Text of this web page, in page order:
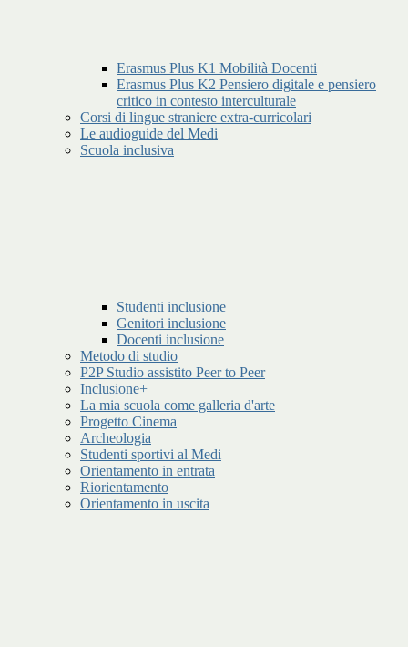
Erasmus Plus K1 Mobilità Docenti
Erasmus Plus K2 Pensiero digitale e pensiero
critico in contesto interculturale
Corsi di lingue straniere extra-curricolari
Le audioguide del Medi
Scuola inclusiva
Studenti inclusione
Genitori inclusione
Docenti inclusione
Metodo di studio
P2P Studio assistito Peer to Peer
Inclusione+
La mia scuola come galleria d'arte
Progetto Cinema
Archeologia
Studenti sportivi al Medi
Orientamento in entrata
Riorientamento
Orientamento in uscita